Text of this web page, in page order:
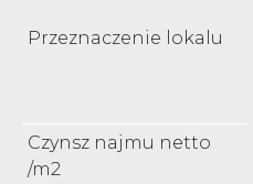
Przeznaczenie lokalu
Czynsz najmu netto
/m2